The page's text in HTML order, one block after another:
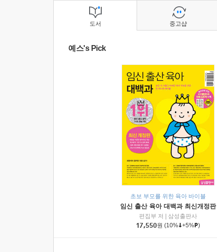
도서
예스's Pick
초보 부모를 위한 육아 바이블
임신 출산 육아 대백과 최신개정판
편집부 저
삼성출판사
17,550원 (10% +5% )
중고샵